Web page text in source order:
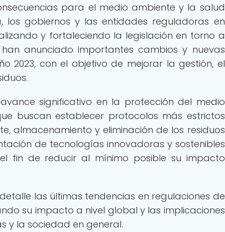
para el medio ambiente y la salud
los gobiernos y las entidades reguladoras en
y fortaleciendo la legislación en torno a
anunciado importantes cambios y nuevas
2023, con el objetivo de mejorar la gestión, el
significativo en la protección del medio
buscan establecer protocolos más estrictos
almacenamiento y eliminación de los residuos
de tecnologías innovadoras y sostenibles
fin de reducir al mínimo posible su impacto
las últimas tendencias en regulaciones de
su impacto a nivel global y las implicaciones
y la sociedad en general.